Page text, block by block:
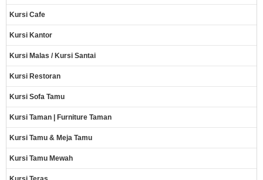
Kursi Cafe
Kursi Kantor
Kursi Malas / Kursi Santai
Kursi Restoran
Kursi Sofa Tamu
Kursi Taman | Furniture Taman
Kursi Tamu & Meja Tamu
Kursi Tamu Mewah